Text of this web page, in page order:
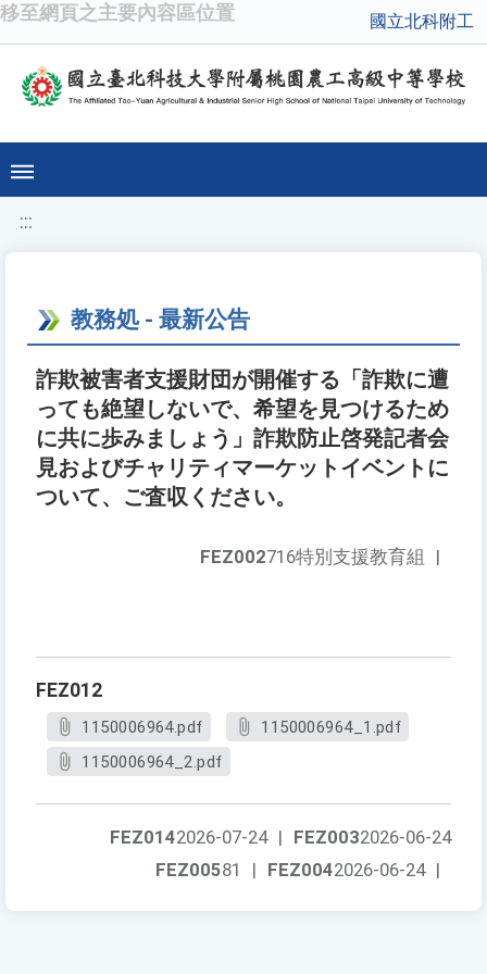
移至網頁之主要內容區位置 國立北科附工
:::
教務処 - 最新公告
詐欺被害者支援財団が開催する「詐欺に遭
っても絶望しないで、希望を見つけるため
に共に歩みましょう」詐欺防止啓発記者会
見およびチャリティマーケットイベントに
ついて、ご査収ください。
FEZ002716特別支援教育組 |
FEZ012
1150006964.pdf
1150006964_1.pdf
1150006964_2.pdf
FEZ0032026-06-24
FEZ0142026-07-24 |
FEZ0042026-06-24 |
FEZ00581 |